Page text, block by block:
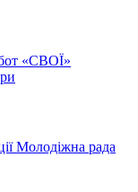
«СВОЇ»
Молодіжна рада